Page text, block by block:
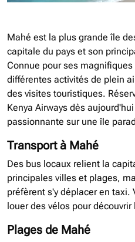
Mahé est la plus grande île
capitale du pays et son
Connue pour ses
différentes activités de plein
des visites touristiques.
Kenya Airways dès
passionnante sur une île
Transport à Mahé
Des bus locaux relient la
principales villes et plages,
préfèrent s'y déplacer en taxi.
louer des vélos pour
Plages de Mahé